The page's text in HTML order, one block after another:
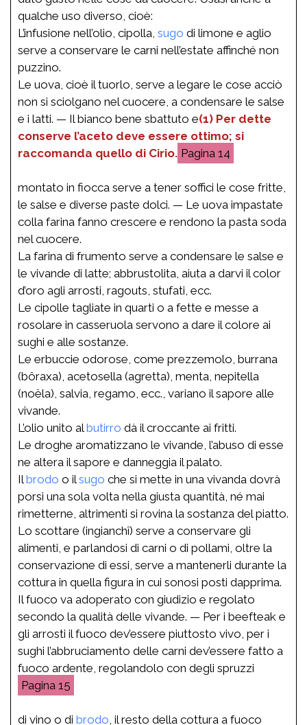
qualche uso diverso, cioè:
L’infusione nell’olio, cipolla, sugo di limone e aglio
serve a conservare le carni nell’estate affinché non
puzzino.
Le uova, cioè il tuorlo, serve a legare le cose acciò
non si sciolgano nel cuocere, a condensare le salse
e i latti. — Il bianco bene sbattuto e(1) Per dette
conserve l’aceto deve essere ottimo; si
raccomanda quello di Cirio.
14
montato in fiocca serve a tener soffici le cose fritte,
le salse e diverse paste dolci. — Le uova impastate
colla farina fanno crescere e rendono la pasta soda
nel cuocere.
La farina di frumento serve a condensare le salse e
le vivande di latte; abbrustolita, aiuta a darvi il color
d’oro agli arrosti, ragouts, stufati, ecc.
Le cipolle tagliate in quarti o a fette e messe a
rosolare in casseruola servono a dare il colore ai
sughi e alle sostanze.
Le erbuccie odorose, come prezzemolo, burrana
(bôraxa), acetosella (agretta), menta, nepitella
(noëla), salvia, regamo, ecc., variano il sapore alle
vivande.
L’olio unito albutirro dà il croccante ai fritti.
Le droghe aromatizzano le vivande, l’abuso di esse
ne altera il sapore e danneggia il palato.
Ilbrodo o ilsugo che si mette in una vivanda dovrà
porsi una sola volta nella giusta quantità, né mai
rimetterne, altrimenti si rovina la sostanza del piatto.
Lo scottare (ingianchî) serve a conservare gli
alimenti, e parlandosi di carni o di pollami, oltre la
conservazione di essi, serve a mantenerli durante la
cottura in quella figura in cui sonosi posti dapprima.
Il fuoco va adoperato con giudizio e regolato
secondo la qualità delle vivande. — Per i beefteak e
gli arrosti il fuoco dev’essere piuttosto vivo, per i
sughi l’abbruciamento delle carni dev’essere fatto a
fuoco ardente, regolandolo con degli spruzzi
15
di vino o di brodo , il resto della cottura a fuoco